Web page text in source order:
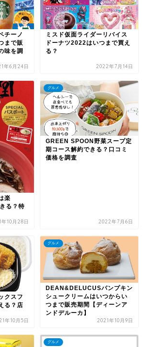
チーノ
まで販
味を調
年6月24日
ミスド仮面ライダーリバイス
ドーナツ2022はいつまで買え
る？
2022年7月14日
楽
る？特
10月28日
グルメ
GREEN SPOON野菜スープ定
期コース解約できる？口コミ
価格を調査
2022年7月6日
クスフ
る？店
年10月5日
グルメ
DEAN&DELUCUSパンプキン
シュークリームはいつからい
つまで販売期間【ディーンア
ンドデルーカ】
2021年10月9日
グルメ